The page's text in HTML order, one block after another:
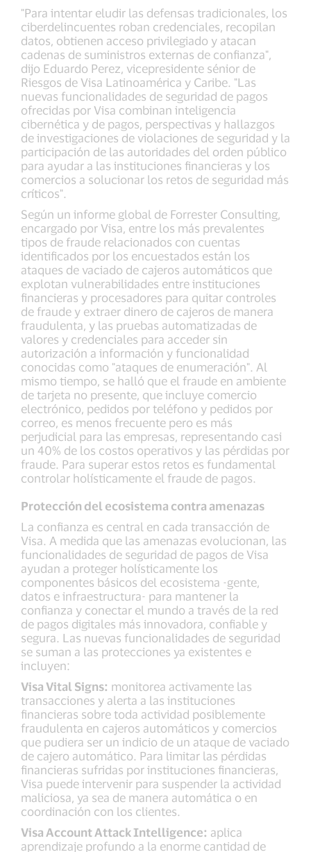
"Para intentar eludir las defensas tradicionales, los
ciberdelincuentes roban credenciales, recopilan
datos, obtienen acceso privilegiado y atacan
cadenas de suministros externas de confianza",
dijo Eduardo Perez, vicepresidente sénior de
Riesgos de Visa Latinoamérica y Caribe. "Las
nuevas funcionalidades de seguridad de pagos
ofrecidas por Visa combinan inteligencia
cibernética y de pagos, perspectivas y hallazgos
de investigaciones de violaciones de seguridad y la
participación de las autoridades del orden público
para ayudar a las instituciones financieras y los
comercios a solucionar los retos de seguridad más
críticos".
Según un informe global de Forrester Consulting,
encargado por Visa, entre los más prevalentes
tipos de fraude relacionados con cuentas
identificados por los encuestados están los
ataques de vaciado de cajeros automáticos que
explotan vulnerabilidades entre instituciones
financieras y procesadores para quitar controles
de fraude y extraer dinero de cajeros de manera
fraudulenta, y las pruebas automatizadas de
valores y credenciales para acceder sin
autorización a información y funcionalidad
conocidas como "ataques de enumeración". Al
mismo tiempo, se halló que el fraude en ambiente
de tarjeta no presente, que incluye comercio
electrónico, pedidos por teléfono y pedidos por
correo, es menos frecuente pero es más
perjudicial para las empresas, representando casi
un 40% de los costos operativos y las pérdidas por
fraude. Para superar estos retos es fundamental
controlar holísticamente el fraude de pagos.
Protección del ecosistema contra amenazas
La confianza es central en cada transacción de
Visa. A medida que las amenazas evolucionan, las
funcionalidades de seguridad de pagos de Visa
ayudan a proteger holísticamente los
componentes básicos del ecosistema -gente,
datos e infraestructura- para mantener la
confianza y conectar el mundo a través de la red
de pagos digitales más innovadora, confiable y
segura. Las nuevas funcionalidades de seguridad
se suman a las protecciones ya existentes e
incluyen:
Visa Vital Signs: monitorea activamente las
transacciones y alerta a las instituciones
financieras sobre toda actividad posiblemente
fraudulenta en cajeros automáticos y comercios
que pudiera ser un indicio de un ataque de vaciado
de cajero automático. Para limitar las pérdidas
financieras sufridas por instituciones financieras,
Visa puede intervenir para suspender la actividad
maliciosa, ya sea de manera automática o en
coordinación con los clientes.
Visa Account Attack Intelligence: aplica
aprendizaje profundo a la enorme cantidad de